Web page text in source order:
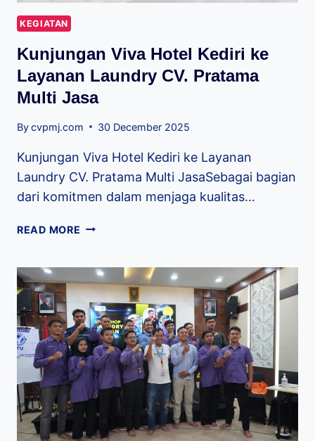
KEGIATAN
Kunjungan Viva Hotel Kediri ke
Layanan Laundry CV. Pratama
Multi Jasa
Bycvpmj.com 30 December 2025
Kunjungan Viva Hotel Kediri ke Layanan
Laundry CV. Pratama Multi JasaSebagai bagian
dari komitmen dalam menjaga kualitas…
READ MORE